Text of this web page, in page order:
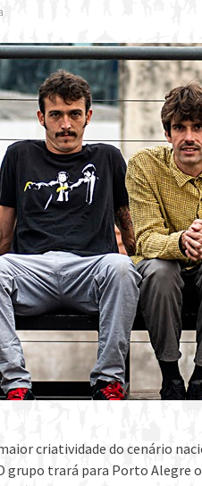
criatividade do cenário
grupo trará para Porto Alegre